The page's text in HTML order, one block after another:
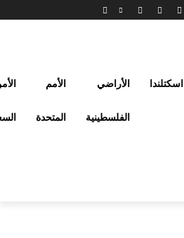
اسكتلندا الأراضي
الفلسطينية
الأمم
المتحدة